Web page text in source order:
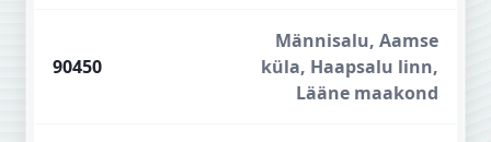
90450
Männisalu, Aamse
küla, Haapsalu linn,
Lääne maakond